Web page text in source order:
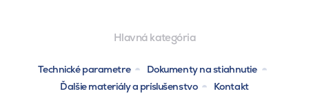
Hlavná kategória
Technické parametre
Dokumenty na stiahnutie
Ďalšie materiály a príslušenstvo
Kontakt